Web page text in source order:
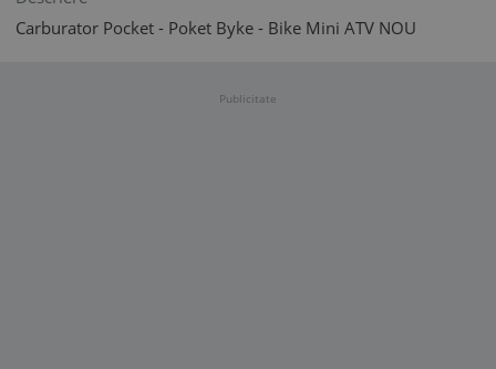
Carburator Pocket - Poket Byke - Bike Mini ATV NOU
Publicitate